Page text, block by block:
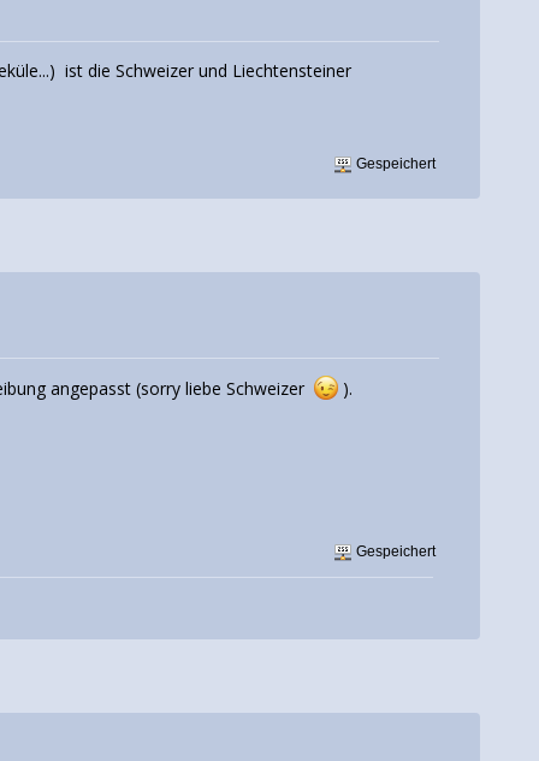
ist die Schweizer und Liechtensteiner
Gespeichert
angepasst (sorry liebe Schweizer
).
Gespeichert